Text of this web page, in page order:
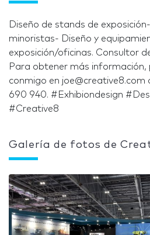
Diseño de stands de
minoristas- Diseño y
exposición/oficinas. Consultor
Para obtener más
conmigo en joe@creative8.com
690 940. #Exhibiondesign
#Creative8
Galería de fotos de